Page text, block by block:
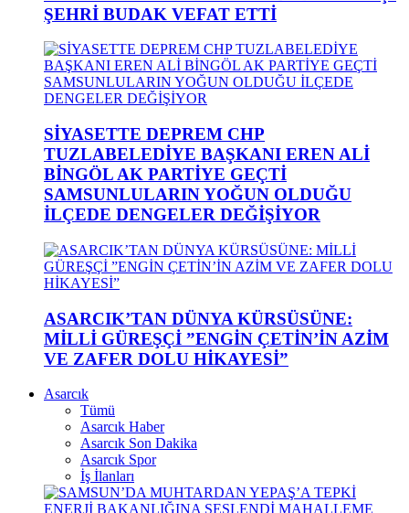
ŞEHRİ BUDAK VEFAT ETTİ
SİYASETTE DEPREM CHP
TUZLABELEDİYE BAŞKANI EREN ALİ
BİNGÖL AK PARTİYE GEÇTİ
SAMSUNLULARIN YOĞUN OLDUĞU
İLÇEDE DENGELER DEĞİŞİYOR
ASARCIK’TAN DÜNYA KÜRSÜSÜNE:
MİLLİ GÜREŞÇİ ”ENGİN ÇETİN’İN AZİM
VE ZAFER DOLU HİKAYESİ”
Asarcık
Tümü
Asarcık Haber
Asarcık Son Dakika
Asarcık Spor
İş İlanları